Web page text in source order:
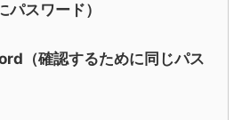
スワード）
（確認するために同じパス